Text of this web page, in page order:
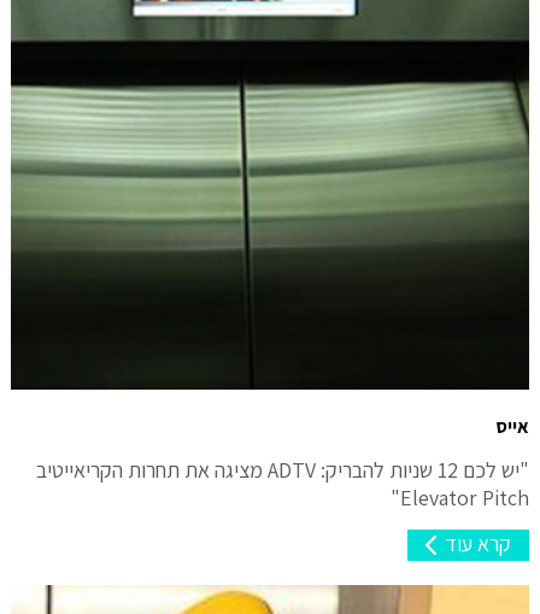
אייס
"יש לכם 12 שניות להבריק: ADTV מציגה את תחרות הקריאייטיב
Elevator Pitch"
קרא עוד